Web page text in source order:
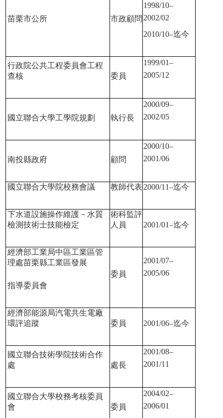
苗栗市公所 市政顧問
1998/10–
2002/02
2010/10–迄今
行政院公共工程委員會工程
查核
委員
1999/01–
2005/12
國立聯合大學工學院規劃 執行長
2000/09–
2002/05
南投縣政府 顧問
2000/10–
2001/06
國立聯合大學院校務會議 教師代表 2000/11–迄今
下水道設施操作維護－水質
檢測技術士技能檢定
術科監評
人員
2001/01–迄今
經濟部工業局中區工業區管
理處苗栗縣工業區發展
委員
2001/07–
2005/06
指導委員會
經濟部能源局汽電共生電廠
環評追蹤
委員 2001/06–迄今
國立聯合技術學院技術合作
處
處長
2001/08–
2001/11
國立聯合大學校務考核委員
會
委員
2004/02–
2006/01